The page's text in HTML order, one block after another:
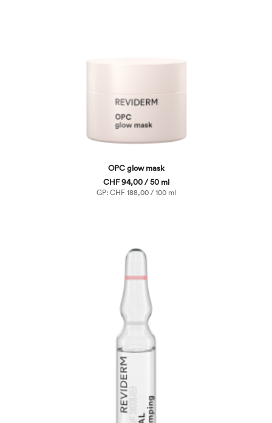
OPC glow mask
CHF 94,00 / 50 ml
GP: CHF 188,00 / 100 ml